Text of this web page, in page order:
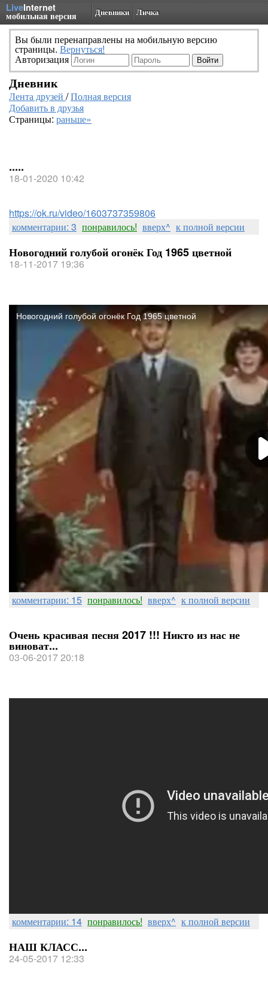
LiveInternet
мобильная версия Дневники Личка
Вы были перенаправлены на мобильную версию
страницы. Вернуться!
Авторизация
Дневник
Лента друзей /Полная версия
Добавить в друзья
Страницы: раньше»
.....
18-01-2020 10:42
https://ok.ru/video/1603737359806
комментарии: 3 понравилось! вверх^ к полной версии
Новогодний голубой огонёк Год 1965 цветной
18-11-2017 19:36
комментарии: 15 понравилось! вверх^ к полной версии
Очень красивая песня 2017 !!! Никто из нас не
виноват...
03-06-2017 20:18
комментарии: 14 понравилось! вверх^ к полной версии
НАШ КЛАСС...
24-05-2017 12:33